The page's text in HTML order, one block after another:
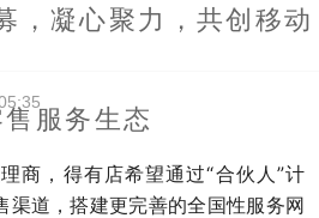
，凝心聚力，共创移动
售服务生态
商，得有店希望通过“合伙人”计
渠道，搭建更完善的全国性服务网